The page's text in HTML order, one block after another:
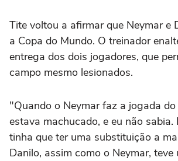
Tite voltou a afirmar que Neymar e
a Copa do Mundo. O treinador
entrega dos dois jogadores, que
campo mesmo lesionados.
"Quando o Neymar faz a jogada do
estava machucado, e eu não sabia.
tinha que ter uma substituição a
Danilo, assim como o Neymar, teve